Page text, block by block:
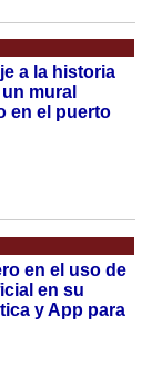
a la historia
mural
en el puerto
en el uso de
en su
y App para